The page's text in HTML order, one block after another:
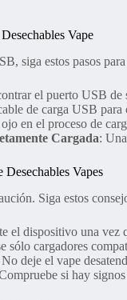
Vape
siga estos pasos
el puerto USB de
de carga USB para
en el proceso de
Cargada:
Desechables Vapes
Siga estos
el dispositivo una vez
sólo cargadores
No deje el vape
si hay